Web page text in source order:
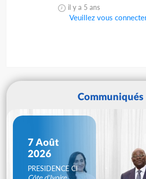
il y a 5 ans
Veuillez vous
Communiqués
7 Août
2026
PRESIDENCE CI
Côte d'Ivoire